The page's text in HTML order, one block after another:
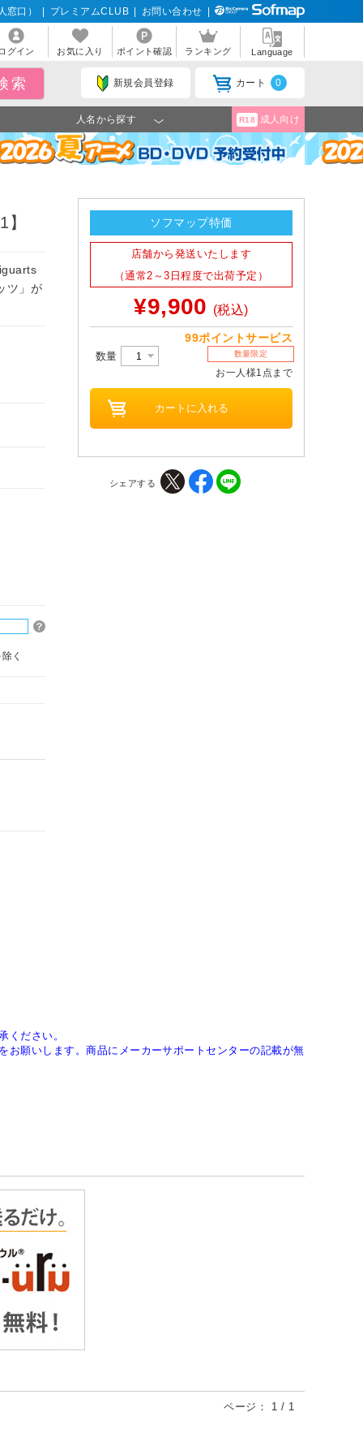
窓口） プレミアムCLUB お問い合わせ
ログイン お気に入り ポイント確認 ランキング Language
新規会員登録 カート 0
人名から探す R18 成人向け
ツ」が
く
ソフマップ特価
店舗から発送いたします
（通常2～3日程度で出荷予定）
¥9,900 (税込)
99ポイントサービス
数量 数量限定
お一人様1点まで
シェアする
ください。
願いします。商品にメーカーサポートセンターの記載が無
ページ： 1 / 1